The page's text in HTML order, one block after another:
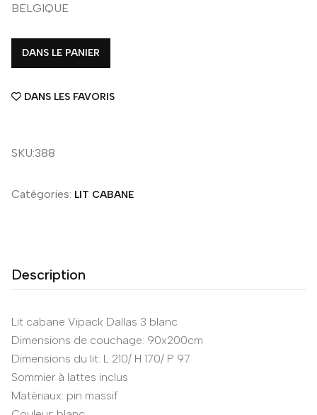
BELGIQUE
DANS LE PANIER
DANS LES FAVORIS
SKU:388
Catégories: LIT CABANE
Description
Lit cabane Vipack Dallas 3 blanc
Dimensions de couchage: 90x200cm
Dimensions du lit: L 210/ H 170/ P 97
Sommier à lattes inclus
Matériaux: pin massif